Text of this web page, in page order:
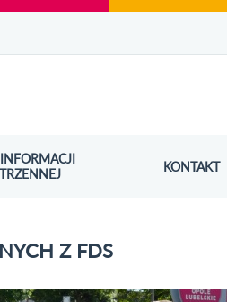
SIĘ W NOWYM OKNIE KONTAKT
Z FDS